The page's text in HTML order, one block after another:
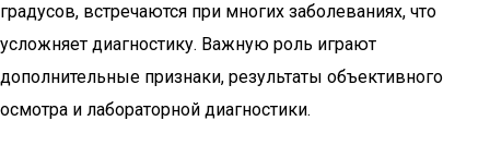
градусов, встречаются при многих заболеваниях, что
усложняет диагностику. Важную роль играют
дополнительные признаки, результаты объективного
осмотра и лабораторной диагностики.